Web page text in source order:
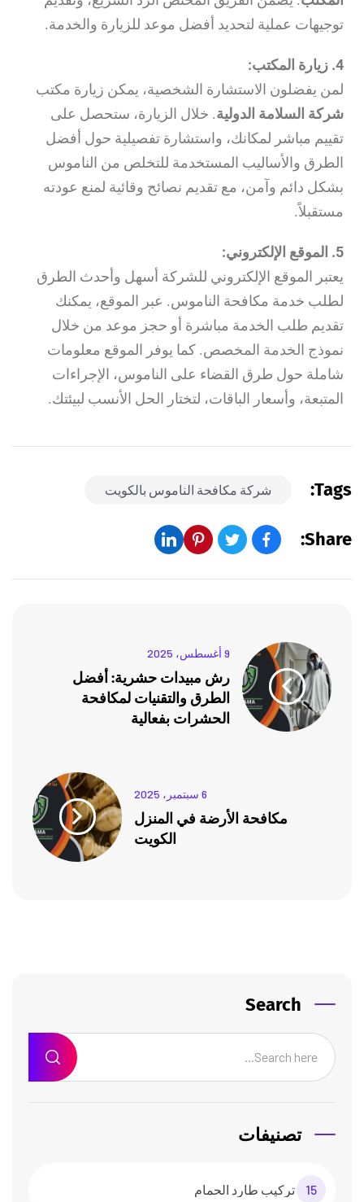
توجيهات عملية لتحديد أفضل موعد للزيارة والخدمة.
4. زيارة المكتب:
لمن يفضلون الاستشارة الشخصية، يمكن زيارة مكتب
شركة السلامة الدولية. خلال الزيارة، ستحصل على
تقييم مباشر لمكانك، واستشارة تفصيلية حول أفضل
الطرق والأساليب المستخدمة للتخلص من الناموس
بشكل دائم وآمن، مع تقديم نصائح وقائية لمنع عودته
مستقبلاً.
5. الموقع الإلكتروني:
يعتبر الموقع الإلكتروني للشركة أسهل وأحدث الطرق
لطلب خدمة مكافحة الناموس. عبر الموقع، يمكنك
تقديم طلب الخدمة مباشرة أو حجز موعد من خلال
نموذج الخدمة المخصص. كما يوفر الموقع معلومات
شاملة حول طرق القضاء على الناموس، الإجراءات
المتبعة، وأسعار الباقات، لتختار الحل الأنسب لبيئتك.
Tags: شركة مكافحة الناموس بالكويت
Share:
9 أغسطس، 2025
رش مبيدات حشرية: أفضل
الطرق والتقنيات لمكافحة
الحشرات بفعالية
6 سبتمبر، 2025
مكافحة الأرضة في المنزل
الكويت
Search
تصنيفات
تركيب طارد الحمام 15